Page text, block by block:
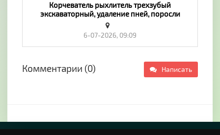
Корчеватель рыхлитель трехзубый
экскаваторный, удаление пней, поросли
деревьев с помощью экскаватора -
«Транспорт»
6-07-2026, 09:09
Комментарии (0) Написать